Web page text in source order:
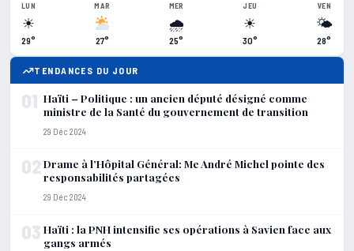
LUN
☀
29°
MAR
27°
MER
🌧
25°
JEU
☀
30°
VEN
🌤
28°
TENDANCES DU JOUR
01 Haïti – Politique : un ancien député désigné comme
ministre de la Santé du gouvernement de transition
29 Déc 2024
02Drame à l’Hôpital Général: Me André Michel pointe des
responsabilités partagées
29 Déc 2024
03 Haïti : la PNH intensifie ses opérations à Savien face aux
gangs armés